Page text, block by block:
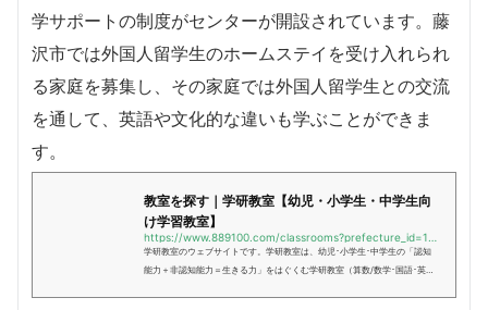
学サポートの制度がセンターが開設されています。藤
沢市では外国人留学生のホームステイを受け入れられ
る家庭を募集し、その家庭では外国人留学生との交流
を通して、英語や文化的な違いも学ぶことができま
す。
教室を探す｜学研教室【幼児・小学生・中学生向
け学習教室】
学研教室のウェブサイトです。学研教室は、幼児･小学生･中学生の「認知
能力＋非認知能力＝生きる力」をはぐくむ学研教室（算数/数学･国語･英